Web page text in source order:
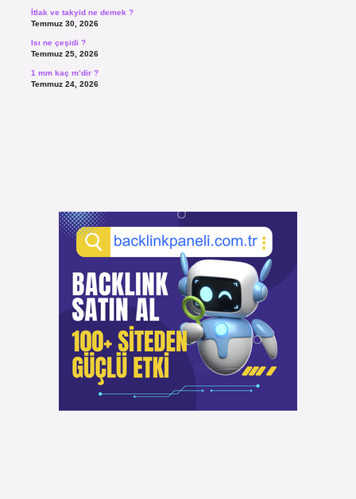
İtlak ve takyid ne demek ?
Temmuz 30, 2026
Isı ne çeşidi ?
Temmuz 25, 2026
1 mm kaç m’dir ?
Temmuz 24, 2026